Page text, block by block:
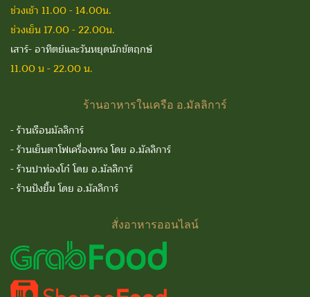
ช่วงเช้า 11.00 - 14.00น.
ช่วงเย็น 17.00 - 22.00น.
เสาร์- อาทิตย์และวันหยุดนักขัตฤกษ์
11.00 น - 22.00 น.
ร้านอาหารในเครือ อ.มัลลิการ์
-ร้านเรือนมัลลิการ์
-ร้านเย็นตาโฟเครื่องทรง โดย อ.มัลลิการ์
-ร้านปาท่องโก๋ โดย อ.มัลลิการ์
-ร้านปังยิ้ม โดย อ.มัลลิการ์
สั่งอาหารออนไลน์